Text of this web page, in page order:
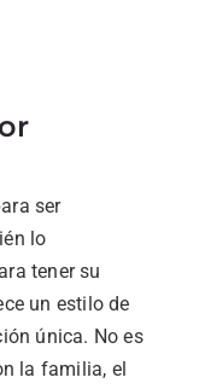
ser
lo
tener su
un estilo de
única. No es
la familia, el